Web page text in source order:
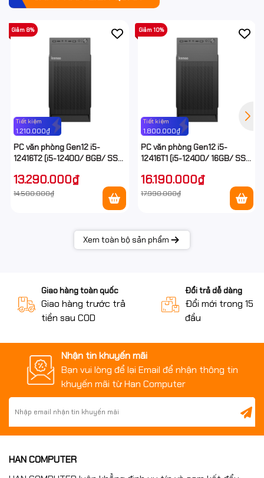
Bảo hành Theo linh kiện
Tiết kiệm
1.210.000₫
Giảm 8%
PC văn phòng Gen12 i5-
12416T2 (i5-12400/ 8GB/ SSD
13.290.000₫
14.500.000₫
Tiết kiệm
1.800.000₫
Giảm 10%
PC văn phòng Gen12 i5-
12416T1 (i5-12400/ 16GB/ SSD
16.190.000₫
17.990.000₫
Xem toàn bộ sản phẩm
Giao hàng toàn quốc
Giao hàng trước trả
tiền sau COD
Đổi trả dễ dàng
Đổi mới trong 15
đầu
Nhận tin khuyến mãi
Bạn vui lòng để lại Email để nhận thông tin
khuyến mãi từ Han Computer
HAN COMPUTER